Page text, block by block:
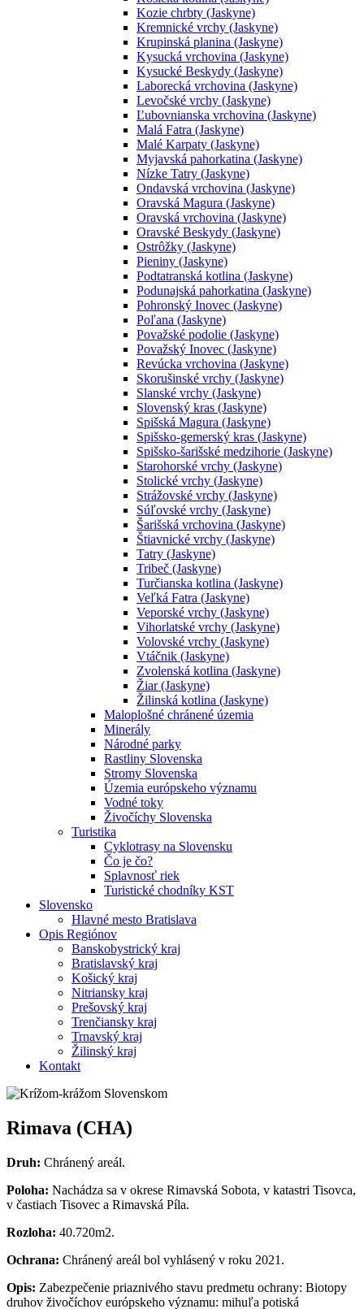
Kozie chrbty (Jaskyne)
Kremnické vrchy (Jaskyne)
Krupinská planina (Jaskyne)
Kysucká vrchovina (Jaskyne)
Kysucké Beskydy (Jaskyne)
Laborecká vrchovina (Jaskyne)
Levočské vrchy (Jaskyne)
Ľubovnianska vrchovina (Jaskyne)
Malá Fatra (Jaskyne)
Malé Karpaty (Jaskyne)
Myjavská pahorkatina (Jaskyne)
Nízke Tatry (Jaskyne)
Ondavská vrchovina (Jaskyne)
Oravská Magura (Jaskyne)
Oravská vrchovina (Jaskyne)
Oravské Beskydy (Jaskyne)
Ostrôžky (Jaskyne)
Pieniny (Jaskyne)
Podtatranská kotlina (Jaskyne)
Podunajská pahorkatina (Jaskyne)
Pohronský Inovec (Jaskyne)
Poľana (Jaskyne)
Považské podolie (Jaskyne)
Považský Inovec (Jaskyne)
Revúcka vrchovina (Jaskyne)
Skorušinské vrchy (Jaskyne)
Slanské vrchy (Jaskyne)
Slovenský kras (Jaskyne)
Spišská Magura (Jaskyne)
Spišsko-gemerský kras (Jaskyne)
Spišsko-šarišské medzihorie (Jaskyne)
Starohorské vrchy (Jaskyne)
Stolické vrchy (Jaskyne)
Strážovské vrchy (Jaskyne)
Súľovské vrchy (Jaskyne)
Šarišská vrchovina (Jaskyne)
Štiavnické vrchy (Jaskyne)
Tatry (Jaskyne)
Tribeč (Jaskyne)
Turčianska kotlina (Jaskyne)
Veľká Fatra (Jaskyne)
Veporské vrchy (Jaskyne)
Vihorlatské vrchy (Jaskyne)
Volovské vrchy (Jaskyne)
Vtáčnik (Jaskyne)
Zvolenská kotlina (Jaskyne)
Žiar (Jaskyne)
Žilinská kotlina (Jaskyne)
Maloplošné chránené územia
Minerály
Národné parky
Rastliny Slovenska
Stromy Slovenska
Územia európskeho významu
Vodné toky
Živočíchy Slovenska
Turistika
Cyklotrasy na Slovensku
Čo je čo?
Splavnosť riek
Turistické chodníky KST
Slovensko
Hlavné mesto Bratislava
Opis Regiónov
Banskobystrický kraj
Bratislavský kraj
Košický kraj
Nitriansky kraj
Prešovský kraj
Trenčiansky kraj
Trnavský kraj
Žilinský kraj
Kontakt
Rimava (CHA)
Druh: Chránený areál.
Poloha: Nachádza sa v okrese Rimavská Sobota, v katastri Tisovca,
v častiach Tisovec a Rimavská Píla.
Rozloha: 40.720m2.
Ochrana: Chránený areál bol vyhlásený v roku 2021.
Opis: Zabezpečenie priaznivého stavu predmetu ochrany: Biotopy
druhov živočíchov európskeho významu: mihuľa potiská